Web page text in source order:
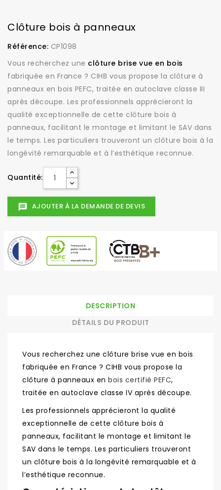
Clôture bois à panneaux
Référence: CP1098
Vous recherchez une clôture brise vue en bois
fabriquée en France ? CIHB vous propose la clôture à
panneaux en bois PEFC, traitée en autoclave classe III
après découpe. Les professionnels apprécieront la
qualité exceptionnelle de cette clôture bois à
panneaux, facilitant le montage et limitant le SAV dans
le temps. Les particuliers trouveront un clôture bois à la
longévité remarquable et à l’esthétique reconnue.
Quantité:
message AJOUTER À LA DEMANDE DE DEVIS
DESCRIPTION
DÉTAILS DU PRODUIT
Vous recherchez une clôture brise vue en bois
fabriquée en France ? CIHB vous propose la
clôture à panneaux en bois certifié PEFC,
traitée en autoclave classe IV après découpe.
Les professionnels apprécieront la qualité
exceptionnelle de cette clôture bois à
panneaux, facilitant le montage et limitant le
SAV dans le temps. Les particuliers trouveront
un clôture bois à la longévité remarquable et à
l’esthétique reconnue.